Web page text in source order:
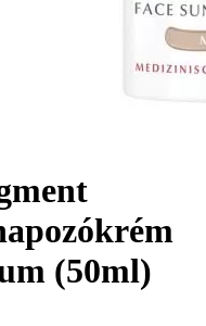
(50ml)